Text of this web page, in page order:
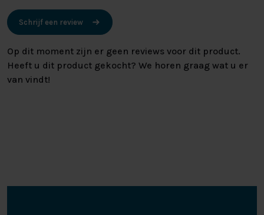
Schrijf een review
Op dit moment zijn er geen reviews voor dit product.
Heeft u dit product gekocht? We horen graag wat u er
van vindt!